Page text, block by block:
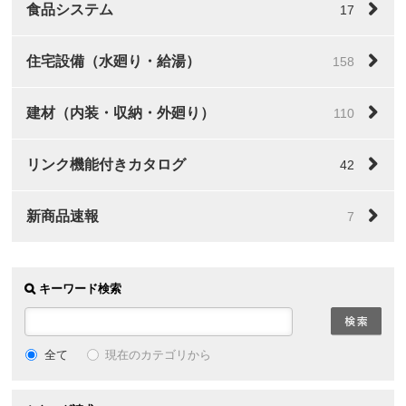
食品システム 17
住宅設備（水廻り・給湯） 158
建材（内装・収納・外廻り） 110
リンク機能付きカタログ 42
新商品速報 7
キーワード検索
全て 現在のカテゴリから